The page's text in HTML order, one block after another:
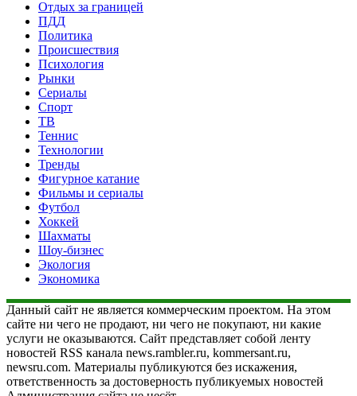
Отдых за границей
ПДД
Политика
Происшествия
Психология
Рынки
Сериалы
Спорт
ТВ
Теннис
Технологии
Тренды
Фигурное катание
Фильмы и сериалы
Футбол
Хоккей
Шахматы
Шоу-бизнес
Экология
Экономика
Данный сайт не является коммерческим проектом. На этом
сайте ни чего не продают, ни чего не покупают, ни какие
услуги не оказываются. Сайт представляет собой ленту
новостей RSS канала news.rambler.ru, kommersant.ru,
newsru.com. Материалы публикуются без искажения,
ответственность за достоверность публикуемых новостей